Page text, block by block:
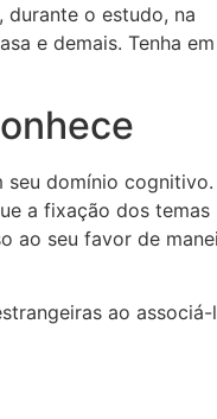
o estudo, na
e demais. Tenha em
seu domínio cognitivo.
a fixação dos temas
ao seu favor de
ao associá-